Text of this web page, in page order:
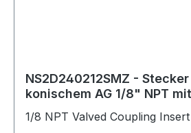
NS2D240212SMZ - Stecker
konischem AG 1/8" NPT
1/8 NPT Valved Coupling Insert